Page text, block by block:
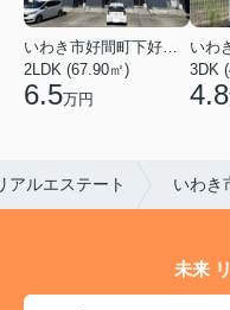
いわき市好間町下好間字中島
2LDK (67.90㎡)
6.5万円
いわ
3DK
4.8
アルエステート いわき
未来